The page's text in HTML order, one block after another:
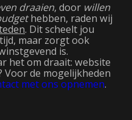
draaien, door willen
hebben, raden wij
. Dit scheelt jou
maar zorgt ook
is.
het om draait: website
Voor de mogelijkheden
met ons opnemen.